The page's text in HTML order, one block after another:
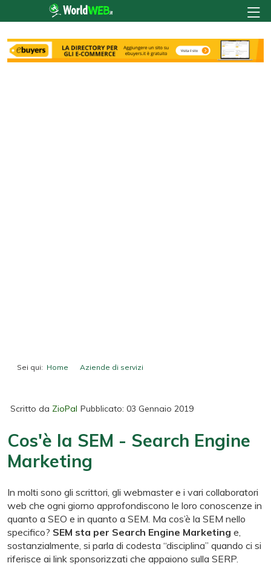
Sei qui: Home
Aziende di servizi
Scritto da ZioPal Pubblicato: 03 Gennaio 2019
Cos'è la SEM - Search Engine
Marketing
In molti sono gli scrittori, gli webmaster e i vari collaboratori
web che ogni giorno approfondiscono le loro conoscenze in
quanto a SEO e in quanto a SEM. Ma cos’è la SEM nello
specifico? SEM sta per Search Engine Marketing e,
sostanzialmente, si parla di codesta “disciplina” quando ci si
riferisce ai link sponsorizzati che appaiono sulla SERP.